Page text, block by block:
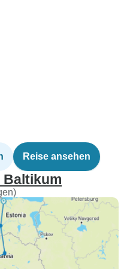
Reise ansehen
Baltikum